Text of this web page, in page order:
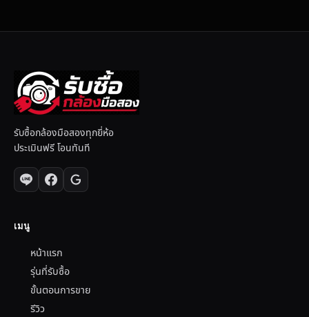
รับซื้อกล้องมือสองทุกยี่ห้อ
ประเมินฟรี โอนทันที
เมนู
หน้าแรก
รุ่นที่รับซื้อ
ขั้นตอนการขาย
รีวิว